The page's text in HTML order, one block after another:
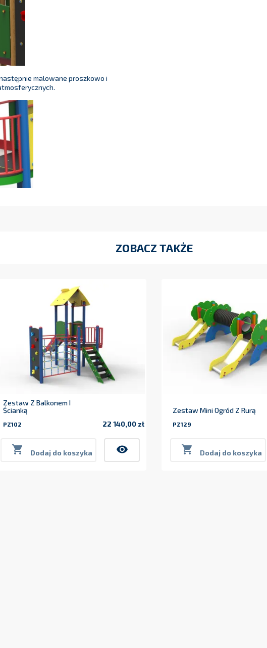
malowane proszkowo i
ZOBACZ TAKŻE
Zestaw Z Balkonem I
Ścianką
PZ102 22 140,00 zł
 Dodaj do koszyka visibility
Zestaw Mini Ogród Z Rurą
PZ129
 Dodaj do koszyka